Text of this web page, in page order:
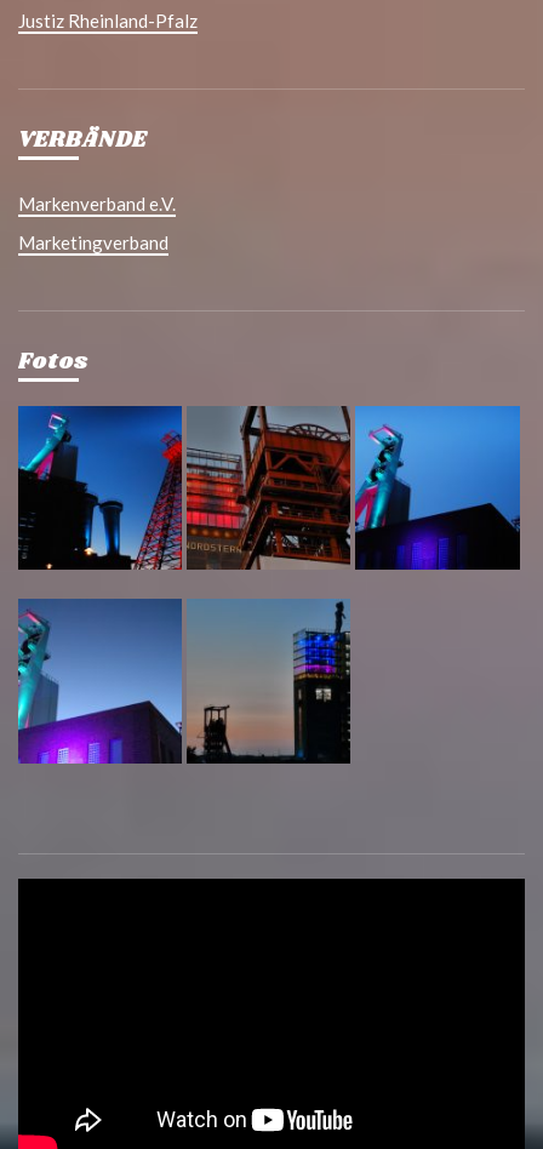
Justiz Rheinland-Pfalz
VERBÄNDE
Markenverband e.V.
Marketingverband
Fotos